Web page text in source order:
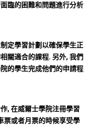
臨的困難和問題進行分析
定學習計劃以確保學生正
關適合的課程. 另外, 我們
的學生完成他們的申請程
, 在威爾士學院注冊學習
票或者月票的時候享受學